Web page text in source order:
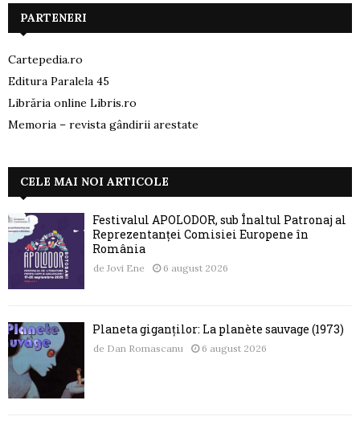
PARTENERI
Cartepedia.ro
Editura Paralela 45
Librăria online Libris.ro
Memoria – revista gândirii arestate
CELE MAI NOI ARTICOLE
Festivalul APOLODOR, sub Înaltul Patronaj al
Reprezentanței Comisiei Europene în
România
de Jovi Ene 6 august 2026
Planeta giganților: La planète sauvage (1973)
de Dan Romascanu 6 august 2026